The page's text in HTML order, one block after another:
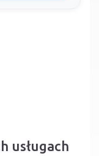
usługach